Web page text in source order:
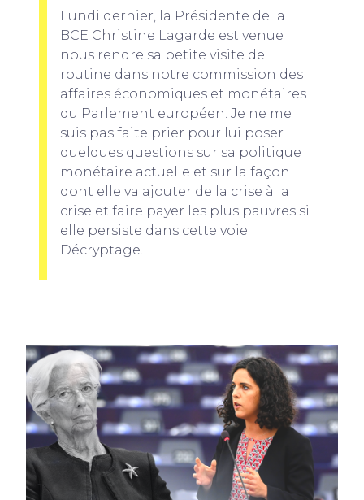
Lundi dernier, la Présidente de la
BCE Christine Lagarde est venue
nous rendre sa petite visite de
routine dans notre commission des
affaires économiques et monétaires
du Parlement européen. Je ne me
suis pas faite prier pour lui poser
quelques questions sur sa politique
monétaire actuelle et sur la façon
dont elle va ajouter de la crise à la
crise et faire payer les plus pauvres si
elle persiste dans cette voie.
Décryptage.